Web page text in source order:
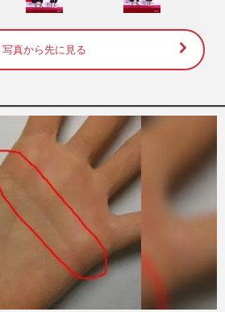
写真から先に見る